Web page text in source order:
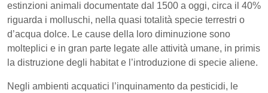
estinzioni animali documentate dal 1500 a oggi, circa il 40%
riguarda i molluschi, nella quasi totalità specie terrestri o
d’acqua dolce. Le cause della loro diminuzione sono
molteplici e in gran parte legate alle attività umane, in primis
la distruzione degli habitat e l’introduzione di specie aliene.
Negli ambienti acquatici l’inquinamento da pesticidi, le